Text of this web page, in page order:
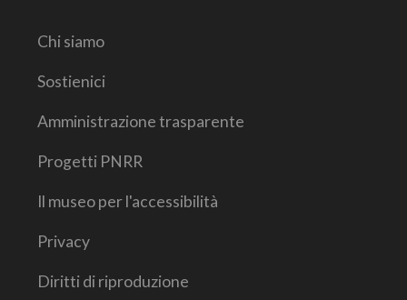
Chi siamo
Sostienici
Amministrazione trasparente
Progetti PNRR
Il museo per l'accessibilità
Privacy
Diritti di riproduzione